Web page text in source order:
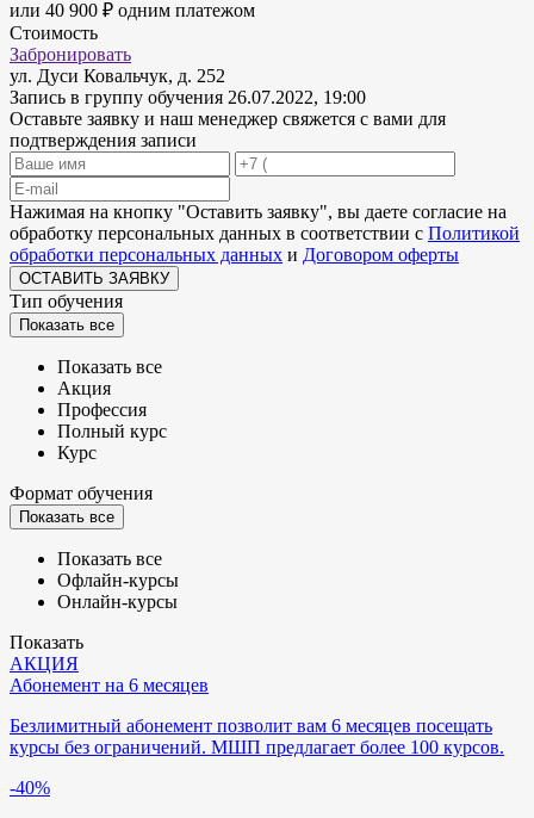
или 40 900 ₽ одним платежом
Стоимость
Забронировать
ул. Дуси Ковальчук, д. 252
Запись в группу обучения 26.07.2022, 19:00
Оставьте заявку и наш менеджер свяжется с вами для
подтверждения записи
Нажимая на кнопку "Оставить заявку", вы даете согласие на
обработку персональных данных в соответствии с Политикой
обработки персональных данных и Договором оферты
ОСТАВИТЬ ЗАЯВКУ
Тип обучения
Показать все
Показать все
Акция
Профессия
Полный курс
Курс
Формат обучения
Показать все
Показать все
Офлайн-курсы
Онлайн-курсы
Показать
АКЦИЯ
Абонемент на 6 месяцев
Безлимитный абонемент позволит вам 6 месяцев посещать
курсы без ограничений. МШП предлагает более 100 курсов.
-40%